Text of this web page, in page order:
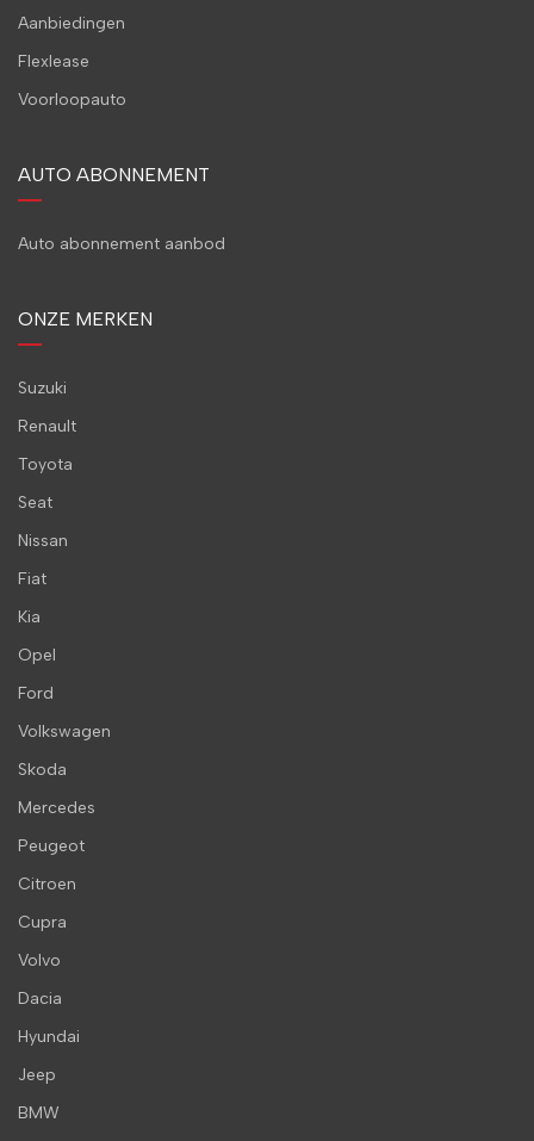
Aanbiedingen
Flexlease
Voorloopauto
AUTO ABONNEMENT
Auto abonnement aanbod
ONZE MERKEN
Suzuki
Renault
Toyota
Seat
Nissan
Fiat
Kia
Opel
Ford
Volkswagen
Skoda
Mercedes
Peugeot
Citroen
Cupra
Volvo
Dacia
Hyundai
Jeep
BMW